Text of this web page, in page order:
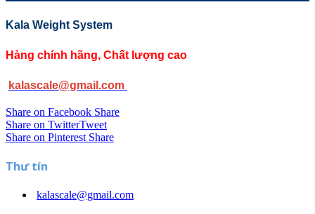
Kala Weight System
Hàng chính hãng, Chất lượng cao
kalascale@gmail.com
Share on Facebook Share
Share on TwitterTweet
Share on Pinterest Share
Thư tín
kalascale@gmail.com